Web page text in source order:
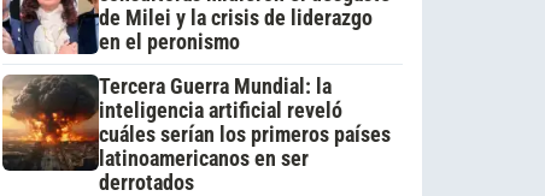
de Milei y la crisis de liderazgo
en el peronismo
Tercera Guerra Mundial: la
inteligencia artificial reveló
cuáles serían los primeros países
latinoamericanos en ser
derrotados